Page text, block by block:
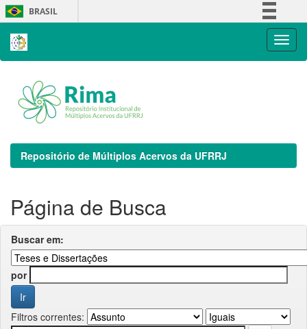
Skip
navigation
BRASIL
Repositório de Múltiplos Acervos da UFRRJ
Página de Busca
Buscar em:
por
Filtros correntes: